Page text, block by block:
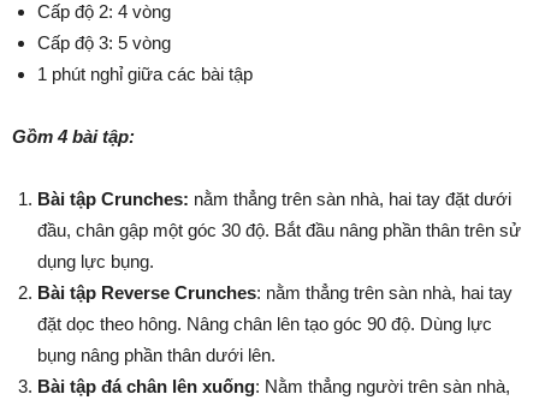
Cấp độ 2: 4 vòng
Cấp độ 3: 5 vòng
1 phút nghỉ giữa các bài tập
Gồm 4 bài tập:
Bài tập Crunches: nằm thẳng trên sàn nhà, hai tay đặt dưới
đầu, chân gập một góc 30 độ. Bắt đầu nâng phần thân trên sử
dụng lực bụng.
Bài tập Reverse Crunches: nằm thẳng trên sàn nhà, hai tay
đặt dọc theo hông. Nâng chân lên tạo góc 90 độ. Dùng lực
bụng nâng phần thân dưới lên.
Bài tập đá chân lên xuống: Nằm thẳng người trên sàn nhà,